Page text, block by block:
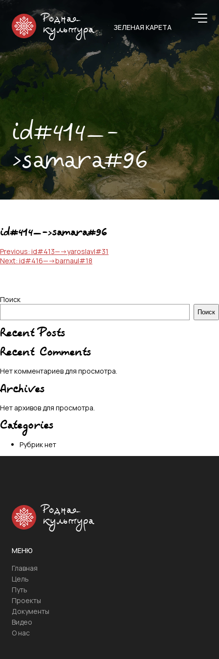
Родная
культура
ЗЕЛЕНАЯ КАРЕТА
id#414—-
>samara#96
id#414—->samara#96
Навигация
по
Previous: id#413—->yaroslavl#31
Next: id#416—->barnaul#18
Поиск
Поиск
Recent Posts
Recent Comments
Нет комментариев для просмотра.
Archives
Нет архивов для просмотра.
Categories
Рубрик нет
Родная
культура
МЕНЮ
Главная
Цель
Путь
Проекты
Документы
Видео
О нас